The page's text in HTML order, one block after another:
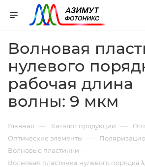
Волновая
нулевого
рабочая длина
волны: 9 мкм
Главная — Каталог продукции —
Оптические элементы —
Волновые пластинки —
Волновая пластинка нулевого порядка